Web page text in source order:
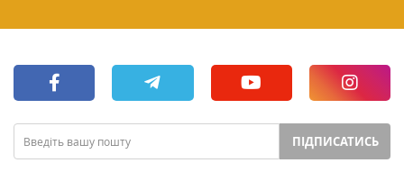
ПІДПИСАТИСЬ